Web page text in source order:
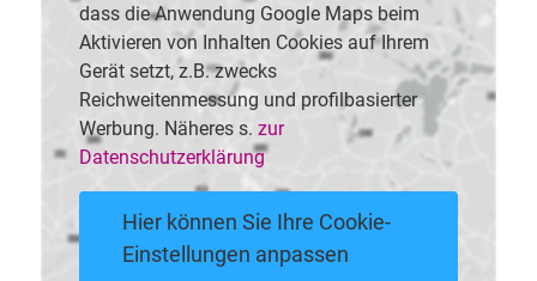
dass die Anwendung Google Maps beim
Aktivieren von Inhalten Cookies auf Ihrem
Gerät setzt, z.B. zwecks
Reichweitenmessung und profilbasierter
Werbung. Näheres s. zur
Datenschutzerklärung
Hier können Sie Ihre Cookie-
Einstellungen anpassen